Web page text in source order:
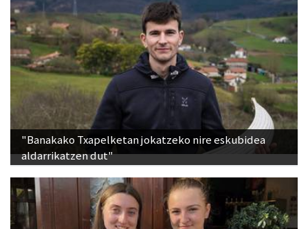
"Banakako Txapelketan jokatzeko nire eskubidea
aldarrikatzen dut"